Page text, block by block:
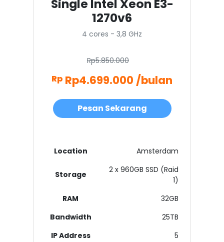
Single Intel Xeon E3-
1270v6
4 cores - 3,8 GHz
Rp5.850.000
Rp Rp4.699.000 /bulan
Pesan Sekarang
Location Amsterdam
Storage
2 x 960GB SSD (Raid
1)
RAM
32GB
Bandwidth
25TB
IP Address
5